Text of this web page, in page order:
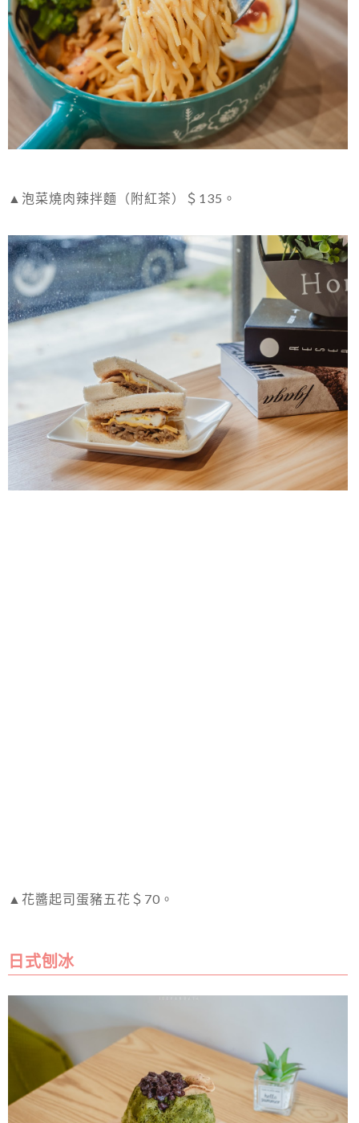
▲泡菜燒肉辣拌麵（附紅茶）＄135。
▲花醬起司蛋豬五花＄70。
日式刨冰